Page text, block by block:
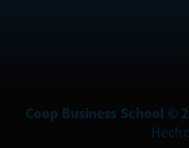
Coop Business School ©